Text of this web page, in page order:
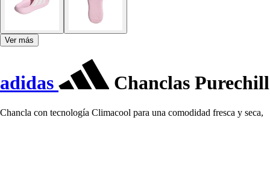
Ver más
adidas Chanclas Purechill
Chancla con tecnología Climacool para una comodidad fresca y seca,